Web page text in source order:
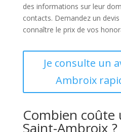
des informations sur leur
contacts. Demandez un
connaître le prix de vos
Je consulte un
Ambroix
Combien coûte
Saint-Ambroix ?